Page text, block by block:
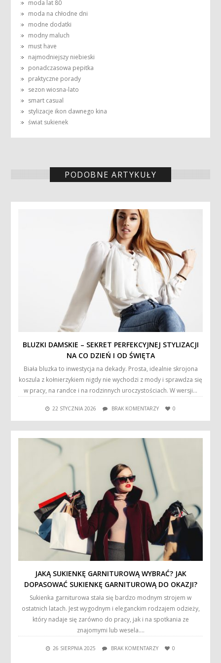
moda lat 80
moda na chłodne dni
modne dodatki
modny maluch
must have
najmodniejszy niebieski
ponadczasowa pepitka
praktyczne porady
sezon wiosna-lato
smart casual
stylizacje ikon dawnego kina
świat sukienek
PODOBNE ARTYKUŁY
BLUZKI DAMSKIE – SEKRET PERFEKCYJNEJ STYLIZACJI
NA CO DZIEŃ I OD ŚWIĘTA
Biała bluzka to inwestycja na dekady. Prosta, idealnie skrojona
koszula z kołnierzykiem nigdy nie wychodzi z mody i sprawdza się
w pracy, na randce i na rodzinnych uroczystościach. W wersji…
22 STYCZNIA 2026 BRAK KOMENTARZY 0
JAKĄ SUKIENKĘ GARNITUROWĄ WYBRAĆ? JAK
DOPASOWAĆ SUKIENKĘ GARNITUROWĄ DO OKAZJI?
Sukienka garniturowa stała się bardzo modnym strojem w
ostatnich latach. Jest wygodnym i eleganckim rodzajem odzieży,
który nadaje się zarówno do pracy, jak i na spotkania ze
znajomymi lub wesela….
26 SIERPNIA 2025 BRAK KOMENTARZY 0